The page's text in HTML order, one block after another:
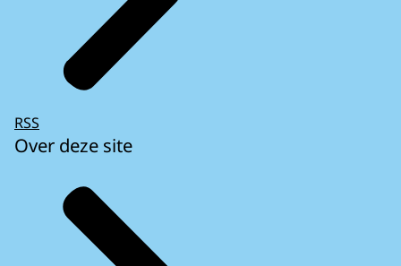
RSS
Over deze site